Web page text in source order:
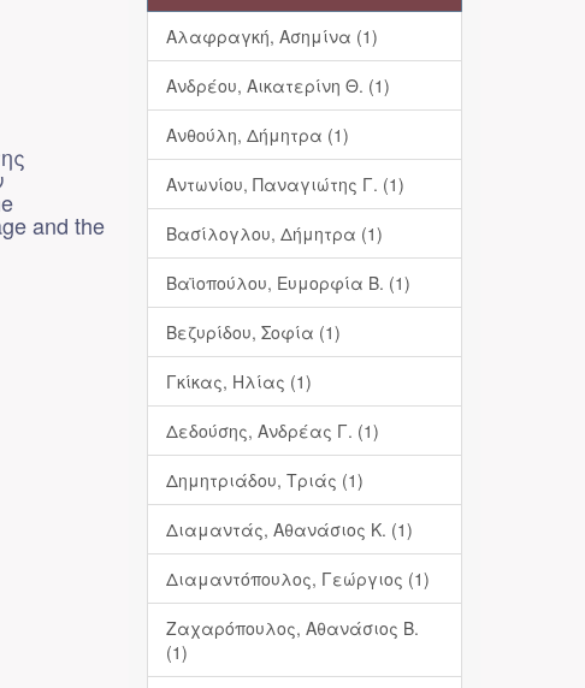
and the
Αλαφραγκή, Ασημίνα (1)
Ανδρέου, Αικατερίνη Θ. (1)
Ανθούλη, Δήμητρα (1)
Αντωνίου, Παναγιώτης Γ. (1)
Βασίλογλου, Δήμητρα (1)
Βαϊοπούλου, Ευμορφία Β. (1)
Βεζυρίδου, Σοφία (1)
Γκίκας, Ηλίας (1)
Δεδούσης, Ανδρέας Γ. (1)
Δημητριάδου, Τριάς (1)
Διαμαντάς, Αθανάσιος Κ. (1)
Διαμαντόπουλος, Γεώργιος (1)
Ζαχαρόπουλος, Αθανάσιος Β.
(1)